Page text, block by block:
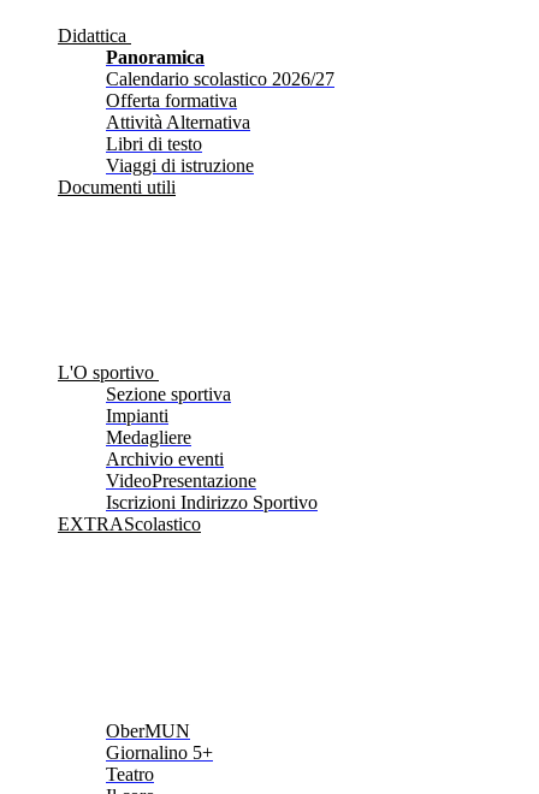
Didattica
Panoramica
Calendario scolastico 2026/27
Offerta formativa
Attività Alternativa
Libri di testo
Viaggi di istruzione
Documenti utili
L'O sportivo
Sezione sportiva
Impianti
Medagliere
Archivio eventi
VideoPresentazione
Iscrizioni Indirizzo Sportivo
EXTRAScolastico
OberMUN
Giornalino 5+
Teatro